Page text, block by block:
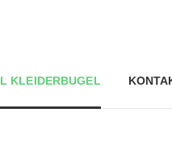
KLEIDERBUGEL